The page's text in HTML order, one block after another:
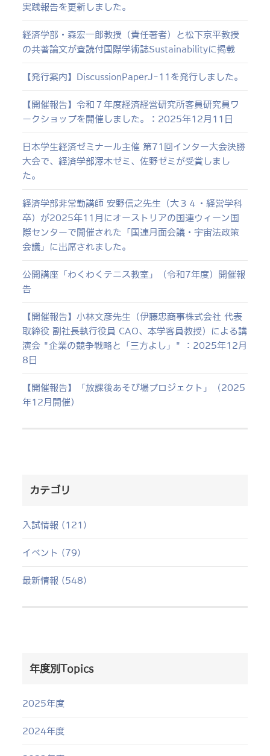
実践報告を更新しました。
経済学部・森宏一郎教授（責任著者）と松下京平教授
の共著論文が査読付国際学術誌Sustainabilityに掲載
【発行案内】DiscussionPaperJ-11を発行しました。
【開催報告】令和７年度経済経営研究所客員研究員ワ
ークショップを開催しました。：2025年12月11日
日本学生経済ゼミナール主催 第71回インター大会決勝
大会で、経済学部澤木ゼミ、佐野ゼミが受賞しまし
た。
経済学部非常勤講師 安野信之先生（大３４・経営学科
卒）が2025年11月にオーストリアの国連ウィーン国
際センターで開催された「国連月面会議・宇宙法政策
会議」に出席されました。
公開講座「わくわくテニス教室」（令和7年度）開催報
告
【開催報告】小林文彦先生（伊藤忠商事株式会社 代表
取締役 副社長執行役員 CAO、本学客員教授）による講
演会 "企業の競争戦略と「三方よし」" ：2025年12月
8日
【開催報告】「放課後あそび場プロジェクト」（2025
年12月開催）
カテゴリ
入試情報 (121)
イベント (79)
最新情報 (548)
年度別Topics
2025年度
2024年度